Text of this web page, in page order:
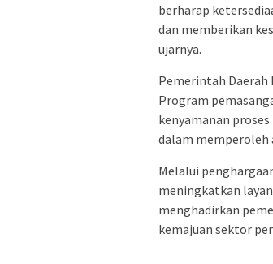
berharap
dan memberikan
ujarnya.
Pemerintah
Program
kenyamanan
dalam memperoleh
Melalui
meningkatkan
menghadirkan
kemajuan sektor